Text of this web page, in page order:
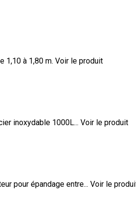
1,10 à 1,80 m. Voir le produit
inoxydable 1000L... Voir le produit
pour épandage entre... Voir le